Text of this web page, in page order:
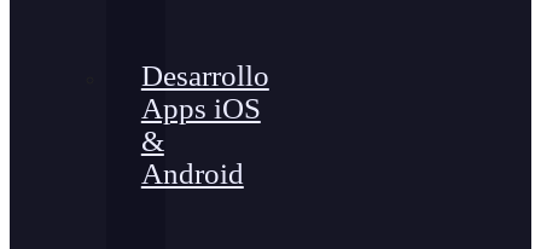
Desarrollo
Apps iOS
&
Android